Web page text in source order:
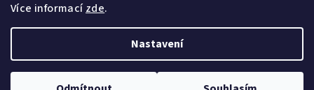
Více informacízde.
Nastavení
Obchodní podmínky
Upravit nastavení cookies